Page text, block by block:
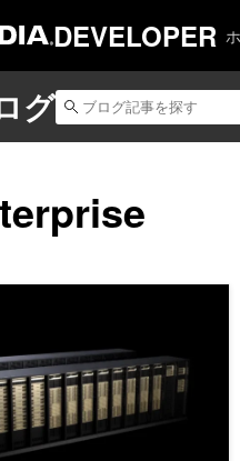
DEVELOPER
プラットフォームの内部: 6 つ